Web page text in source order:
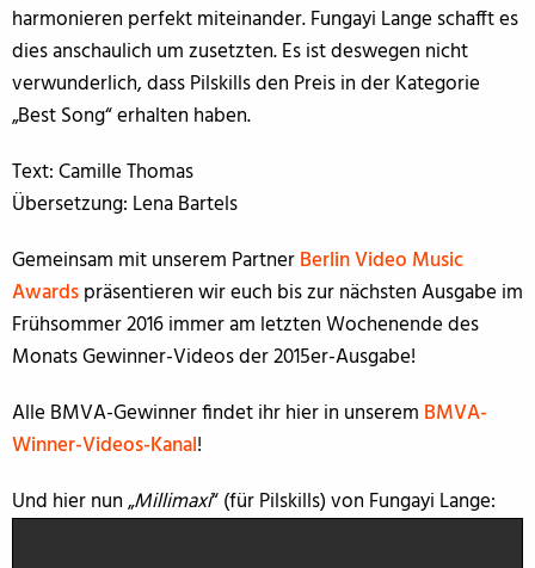
harmonieren perfekt miteinander. Fungayi Lange schafft es
dies anschaulich um zusetzten. Es ist deswegen nicht
verwunderlich, dass Pilskills den Preis in der Kategorie
„Best Song“ erhalten haben.
Text: Camille Thomas
Übersetzung: Lena Bartels
Gemeinsam mit unserem PartnerBerlin Video Music
Awardspräsentieren wir euch bis zur nächsten Ausgabe im
Frühsommer 2016 immer am letzten Wochenende des
Monats Gewinner-Videos der 2015er-Ausgabe!
Alle BMVA-Gewinner findet ihr hier in unserem BMVA-
Winner-Videos-Kanal!
Und hier nun „Millimaxi“ (für Pilskills) von Fungayi Lange: